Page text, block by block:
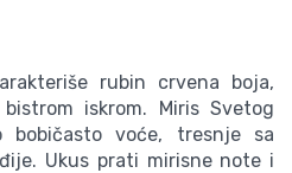
rubin crvena boja,
iskrom. Miris Svetog
bobičasto voće, tresnje sa
Ukus prati mirisne note i